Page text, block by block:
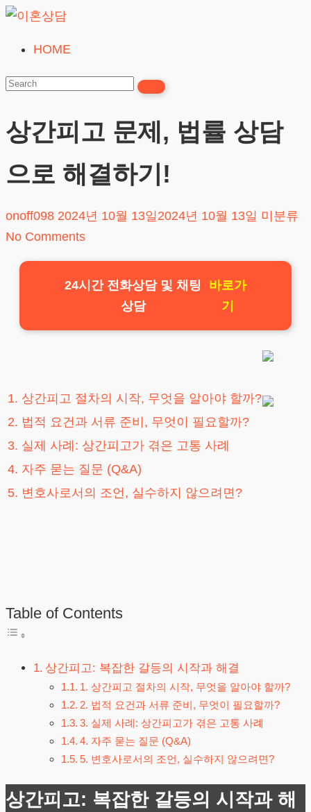
Skip
content
혼
담
24시간365일
HOME
상간피고 문제, 법률 상담
으로 해결하기!
onoff098 2024년 10월 13일 2024년 10월 13일 미분류
No Comments
24시간 전화상담 및 채팅
상담
바로가
기
1. 상간피고 절차의 시작, 무엇을 알아야 할까?
2. 법적 요건과 서류 준비, 무엇이 필요할까?
3. 실제 사례: 상간피고가 겪은 고통 사례
4. 자주 묻는 질문 (Q&A)
5. 변호사로서의 조언, 실수하지 않으려면?
Table of Contents
상간피고: 복잡한 갈등의 시작과 해결
1. 상간피고 절차의 시작, 무엇을 알아야 할까?
2. 법적 요건과 서류 준비, 무엇이 필요할까?
3. 실제 사례: 상간피고가 겪은 고통 사례
4. 자주 묻는 질문 (Q&A)
5. 변호사로서의 조언, 실수하지 않으려면?
상간피고: 복잡한 갈등의 시작과 해